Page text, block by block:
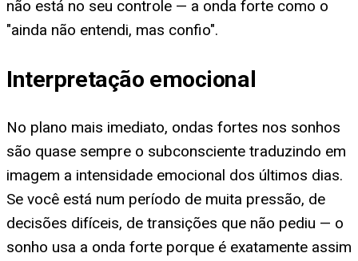
não está no seu controle — a onda forte como o
"ainda não entendi, mas confio".
Interpretação emocional
No plano mais imediato, ondas fortes nos sonhos
são quase sempre o subconsciente traduzindo em
imagem a intensidade emocional dos últimos dias.
Se você está num período de muita pressão, de
decisões difíceis, de transições que não pediu — o
sonho usa a onda forte porque é exatamente assim